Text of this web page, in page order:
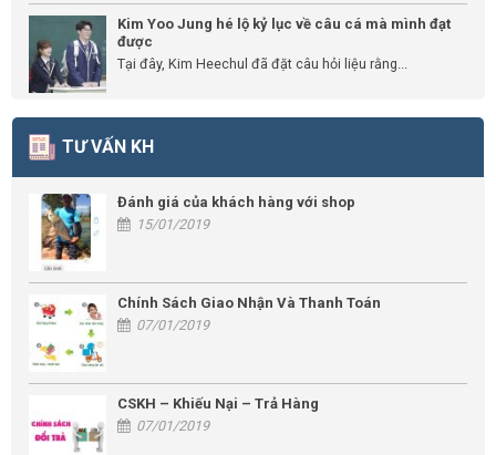
Kim Yoo Jung hé lộ kỷ lục về câu cá mà mình đạt
được
Tại đây, Kim Heechul đã đặt câu hỏi liệu rằng...
TƯ VẤN KH
Đánh giá của khách hàng với shop
15/01/2019
Chính Sách Giao Nhận Và Thanh Toán
07/01/2019
CSKH – Khiếu Nại – Trả Hàng
07/01/2019